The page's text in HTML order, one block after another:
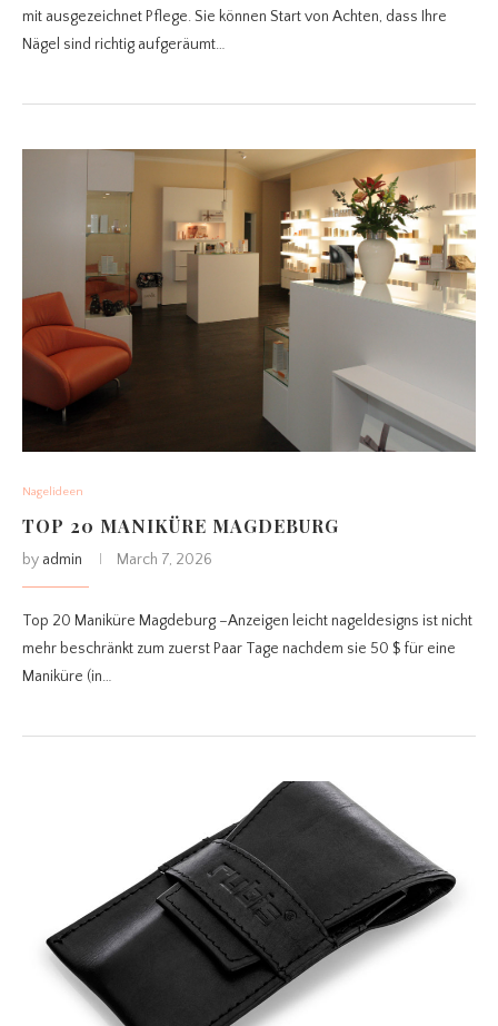
mit ausgezeichnet Pflege. Sie können Start von Achten, dass Ihre
Nägel sind richtig aufgeräumt…
Nagelideen
TOP 20 MANIKÜRE MAGDEBURG
by admin March 7, 2026
Top 20 Maniküre Magdeburg –Anzeigen leicht nageldesigns ist nicht
mehr beschränkt zum zuerst Paar Tage nachdem sie 50 $ für eine
Maniküre (in…